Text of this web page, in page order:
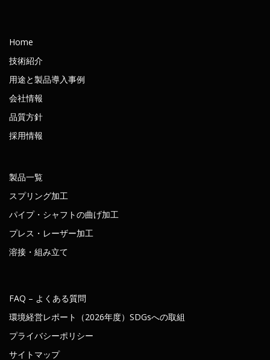
Home
技術紹介
用途と製品導入事例
会社情報
品質方針
採用情報
製品一覧
スプリング加工
パイプ・シャフトの曲げ加工
プレス・レーザー加工
溶接・組み立て
FAQ – よくある質問
環境経営レポート（2026年度）SDGsへの取組
プライバシーポリシー
サイトマップ